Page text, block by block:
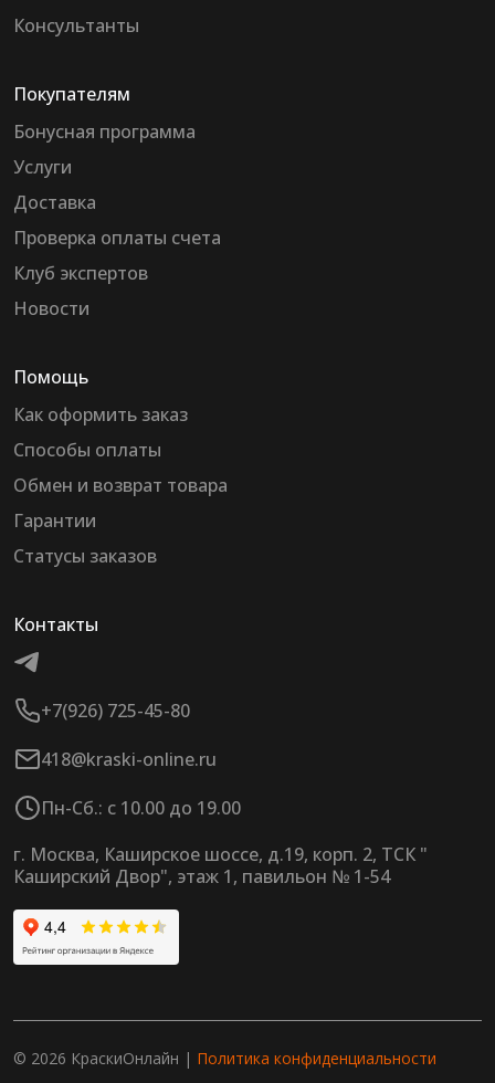
Консультанты
Покупателям
Бонусная программа
Услуги
Доставка
Проверка оплаты счета
Клуб экспертов
Новости
Помощь
Как оформить заказ
Способы оплаты
Обмен и возврат товара
Гарантии
Статусы заказов
Контакты
+7(926) 725-45-80
418@kraski-online.ru
Пн-Сб.: с 10.00 до 19.00
г. Москва, Каширское шоссе, д.19, корп. 2, ТСК "
Каширский Двор", этаж 1, павильон № 1-54
© 2026 КраскиОнлайн | Политика конфиденциальности